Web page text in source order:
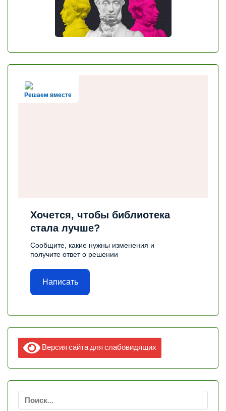
Решаем вместе
Хочется, чтобы библиотека
стала лучше?
Сообщите, какие нужны изменения и
получите ответ о решении
Написать
Версия сайта для слабовидящих